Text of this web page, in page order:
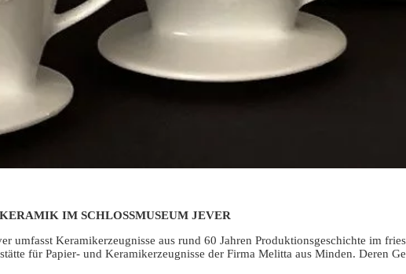
IM SCHLOSSMUSEUM JEVER
umfasst Keramikerzeugnisse aus rund 60 Jahren Produktionsgeschichte im
für Papier- und Keramikerzeugnisse der Firma Melitta aus Minden. Deren